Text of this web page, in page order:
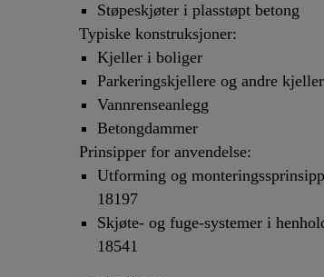
Støpeskjøter i plasstøpt betong
Typiske konstruksjoner:
Kjeller i boliger
Parkeringskjellere og andre
Vannrenseanlegg
Betongdammer
Prinsipper for anvendelse:
Utforming og
18197
Skjøte- og fuge-systemer i
18541